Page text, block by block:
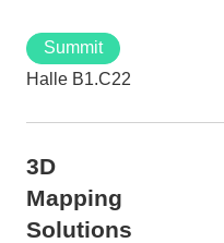
Summit
Halle B1.C22
3D
Mapping
Solutions